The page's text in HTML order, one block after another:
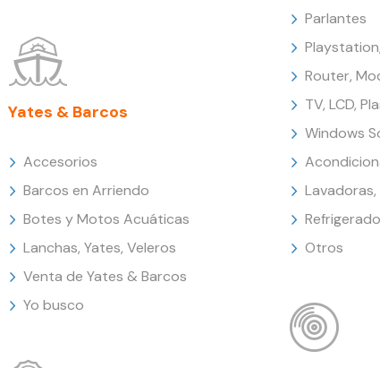
Yates & Barcos
Accesorios
Barcos en Arriendo
Botes y Motos Acuáticas
Lanchas, Yates, Veleros
Venta de Yates & Barcos
Yo busco
Parlantes
Router,
TV, LCD,
Windows
Otros